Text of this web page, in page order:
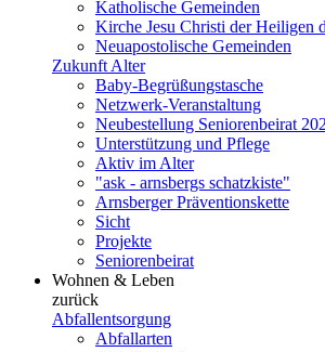
Katholische Gemeinden
Kirche Jesu Christi der Heiligen
Neuapostolische Gemeinden
Zukunft Alter
Baby-Begrüßungstasche
Netzwerk-Veranstaltung
Neubestellung Seniorenbeirat
Unterstützung und Pflege
Aktiv im Alter
"ask - arnsbergs schatzkiste"
Arnsberger Präventionskette
Sicht
Projekte
Seniorenbeirat
Wohnen & Leben
zurück
Abfallentsorgung
Abfallarten